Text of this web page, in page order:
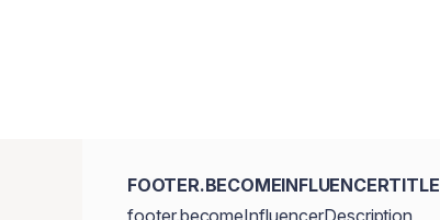
FOOTER.BECOMEINFLUENCERTITLE
footer.becomeInfluencerDescription